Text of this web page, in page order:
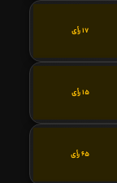
17 رأی
15 رأی
65 رأی